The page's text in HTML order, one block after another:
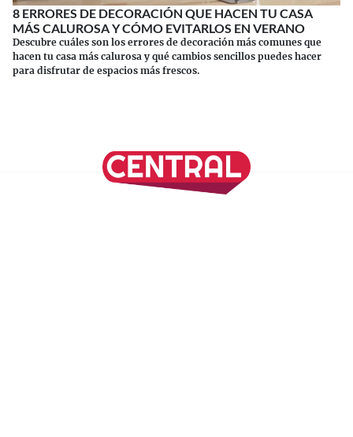
8 ERRORES DE DECORACIÓN QUE HACEN TU CASA
MÁS CALUROSA Y CÓMO EVITARLOS EN VERANO
Descubre cuáles son los errores de decoración más comunes que
hacen tu casa más calurosa y qué cambios sencillos puedes hacer
para disfrutar de espacios más frescos.